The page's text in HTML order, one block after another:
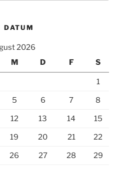
DATUM
2026
M D F S
1
5 6 7 8
12 13 14 15
19 20 21 22
26 27 28 29